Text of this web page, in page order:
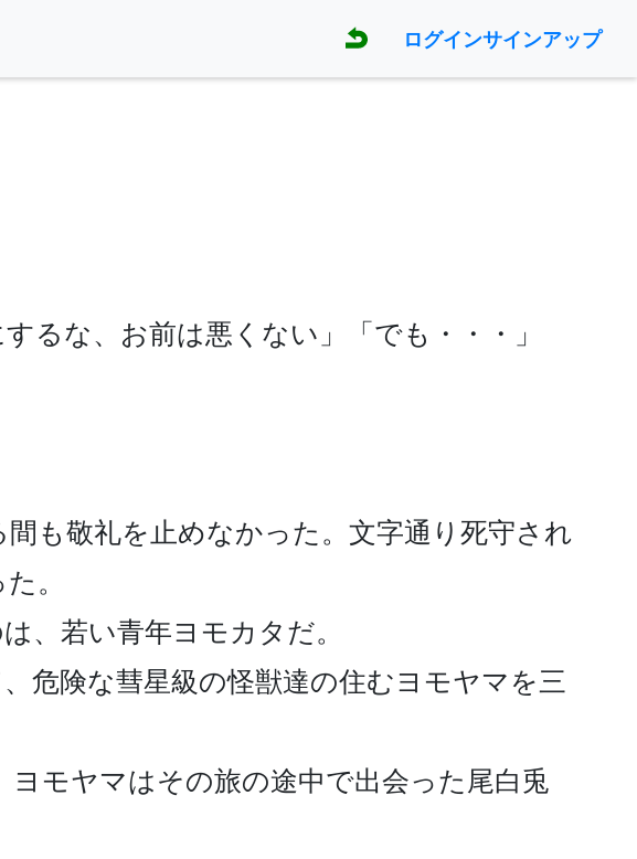
ログインサインアップ
るな、お前は悪くない」「でも・・・」
も敬礼を止めなかった。文字通り死守され
。
、若い青年ヨモカタだ。
危険な彗星級の怪獣達の住むヨモヤマを三
モヤマはその旅の途中で出会った尾白兎